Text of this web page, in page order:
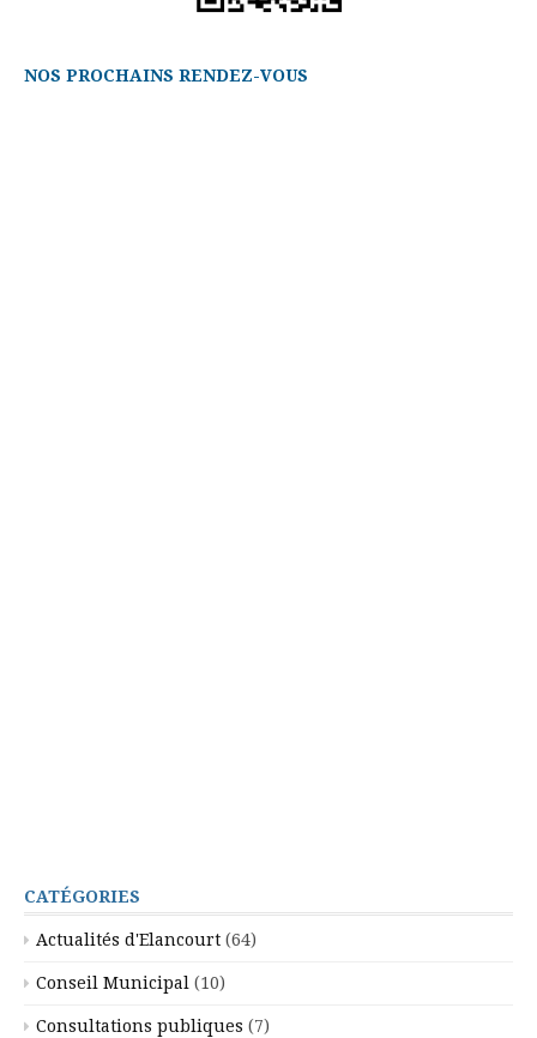
NOS PROCHAINS RENDEZ-VOUS
CATÉGORIES
Actualités d'Elancourt (64)
Conseil Municipal (10)
Consultations publiques (7)